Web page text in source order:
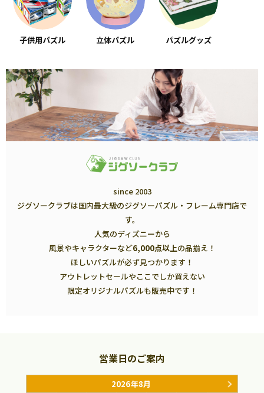
子供用パズル 立体パズル パズルグッズ
since 2003
ジグソークラブは国内最大級のジグソーパズル・フレーム専門店で
す。
人気のディズニーから
風景やキャラクターなど6,000点以上の品揃え！
ほしいパズルが必ず見つかります！
アウトレットセールやここでしか買えない
限定オリジナルパズルも販売中です！
営業日のご案内
2026年8月